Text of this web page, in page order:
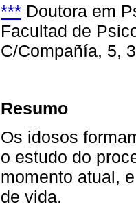
*** Doutora em
Facultad de
C/Compañía, 5,
Resumo
Os idosos
o estudo do
momento atual,
de vida.